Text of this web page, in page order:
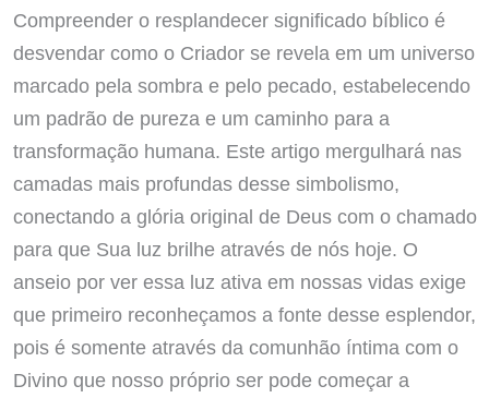
Compreender o resplandecer significado bíblico é
desvendar como o Criador se revela em um universo
marcado pela sombra e pelo pecado, estabelecendo
um padrão de pureza e um caminho para a
transformação humana. Este artigo mergulhará nas
camadas mais profundas desse simbolismo,
conectando a glória original de Deus com o chamado
para que Sua luz brilhe através de nós hoje. O
anseio por ver essa luz ativa em nossas vidas exige
que primeiro reconheçamos a fonte desse esplendor,
pois é somente através da comunhão íntima com o
Divino que nosso próprio ser pode começar a